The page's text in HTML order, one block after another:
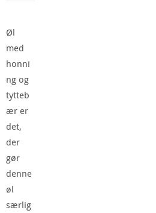
Øl
med
honni
ng og
tytteb
ær er
det,
der
gør
denne
øl
særlig